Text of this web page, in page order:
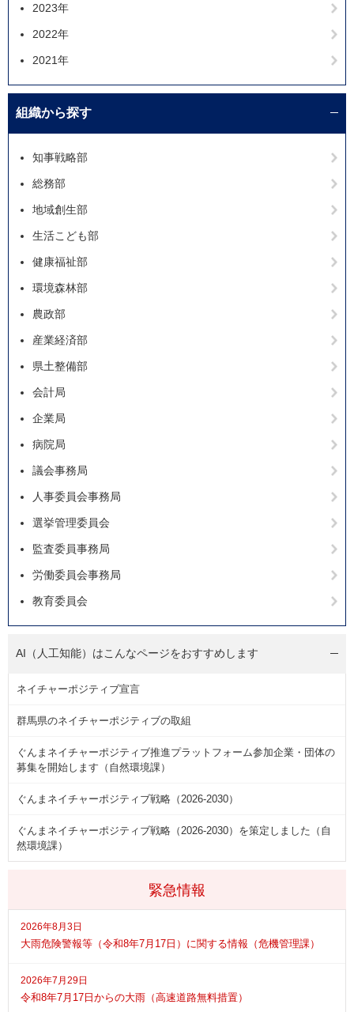
緊急情報
2026年8月3日
大雨危険警報等（令和8年7月17日）に関する情報（危機管理課）
2026年7月29日
令和8年7月17日からの大雨（高速道路無料措置）
2023年
2022年
2021年
組織から探す
知事戦略部
総務部
地域創生部
生活こども部
健康福祉部
環境森林部
農政部
産業経済部
県土整備部
会計局
企業局
病院局
議会事務局
人事委員会事務局
選挙管理委員会
監査委員事務局
労働委員会事務局
教育委員会
AI（人工知能）はこんなページをおすすめします
ネイチャーポジティブ宣言
群馬県のネイチャーポジティブの取組
ぐんまネイチャーポジティブ推進プラットフォーム参加企業・団体の
募集を開始します（自然環境課）
ぐんまネイチャーポジティブ戦略（2026-2030）
ぐんまネイチャーポジティブ戦略（2026-2030）を策定しました（自
然環境課）